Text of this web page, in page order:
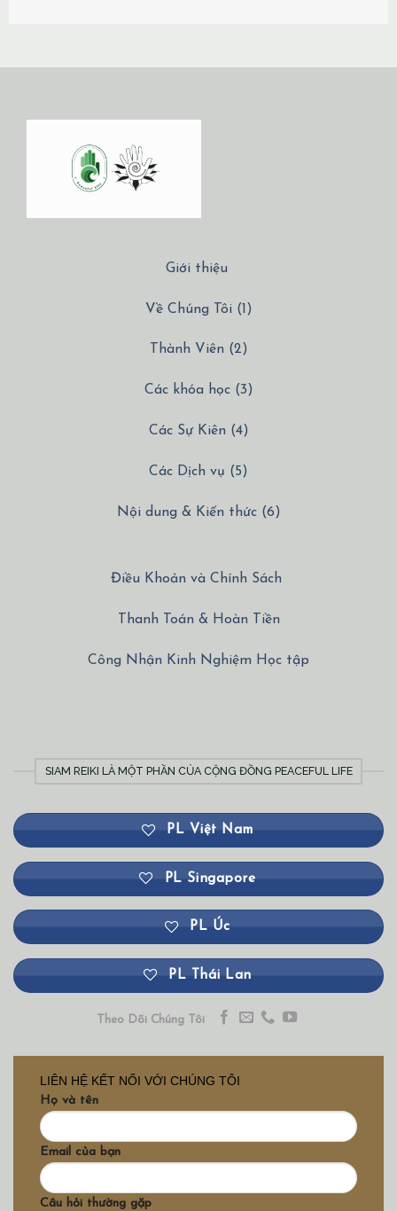
Giới thiệu
Về Chúng Tôi (1)
Thành Viên (2)
Các khóa học (3)
Các Sự Kiên (4)
Các Dịch vụ (5)
Nội dung & Kiến thức (6)
Điều Khoản và Chính Sách
Thanh Toán & Hoàn Tiền
Công Nhận Kinh Nghiệm Học tập
SIAM REIKI LÀ MỘT PHẦN CỦA CỘNG ĐỒNG PEACEFUL LIFE
PL Việt Nam
PL Singapore
PL Úc
PL Thái Lan
Theo Dõi Chúng Tôi
LIÊN HỆ KẾT NỐI VỚI CHÚNG TÔI
Họ và tên
Email của bạn
Câu hỏi thường gặp